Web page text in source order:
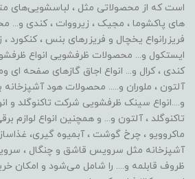
است که از محصولاتی مثل ، لباسشویی‌های
های پاکشوما ، مجیک ، زیرووات ، کندی و...
فریزرانواع یخچال و فریزرهای بنس ، کنکورد ،
ایستکول و... محصولات ظرفشویی انواع
کندی ، کرال و... انواع اجاق گازهای صفحه ای
آلتون ، ملوران و..... محصولات هود آشپزخانه
و....انواع سینک ظرفشویی شرکت تاکنوگلد و
تاکنوگلد ، آلتون و... و همچنین انواع لوازم
ماکروویو ، چرخ گوشت ، آبمیوه گیری، غذاساز
آشپزخانه مثل سرویس قاشق و چنگال ،
ظروف قابلمه و.... را شامل می‌شود و امکان